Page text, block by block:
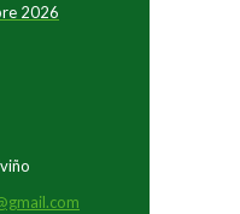
2026